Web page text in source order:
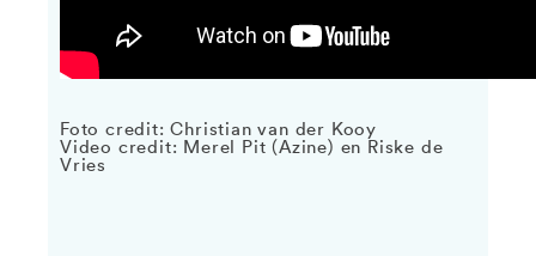
Foto credit: Christian van der Kooy
Video credit: Merel Pit (Azine) en Riske de
Vries